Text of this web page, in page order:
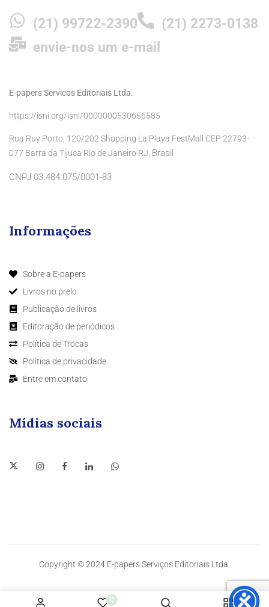
0
(21) 99722-2390
(21) 2273-0138
envie-nos um e-mail
E-papers Servicos Editoriais Ltda.
https://isni.org/isni/0000000530656585
Rua Ruy Porto, 120/202 Shopping La Playa FestMall CEP 22793-
077 Barra da Tijuca Rio de Janeiro RJ, Brasil
CNPJ 03.484.075/0001-83
Informações
Sobre a E-papers
Livros no prelo
Publicação de livros
Editoração de periódicos
Política de Trocas
Política de privacidade
Entre em contato
Mídias sociais
Copyright © 2024 E-papers Serviços Editoriais Ltda.